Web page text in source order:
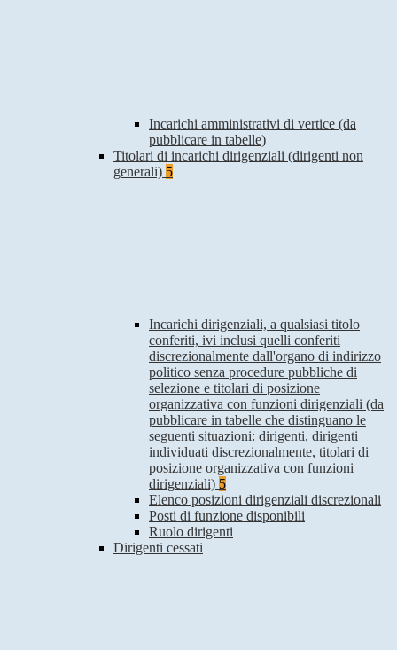
Incarichi amministrativi di vertice (da
pubblicare in tabelle)
Titolari di incarichi dirigenziali (dirigenti non
generali) 5
Incarichi dirigenziali, a qualsiasi titolo
conferiti, ivi inclusi quelli conferiti
discrezionalmente dall'organo di indirizzo
politico senza procedure pubbliche di
selezione e titolari di posizione
organizzativa con funzioni dirigenziali (da
pubblicare in tabelle che distinguano le
seguenti situazioni: dirigenti, dirigenti
individuati discrezionalmente, titolari di
posizione organizzativa con funzioni
dirigenziali) 5
Elenco posizioni dirigenziali discrezionali
Posti di funzione disponibili
Ruolo dirigenti
Dirigenti cessati